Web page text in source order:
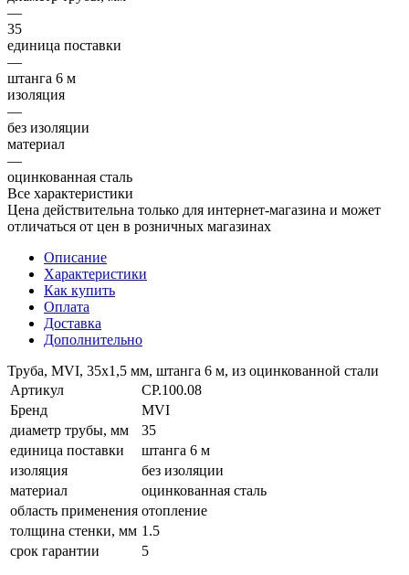
—
35
единица поставки
—
штанга 6 м
изоляция
—
без изоляции
материал
—
оцинкованная сталь
Все характеристики
Цена действительна только для интернет-магазина и может
отличаться от цен в розничных магазинах
Описание
Характеристики
Как купить
Оплата
Доставка
Дополнительно
Труба, MVI, 35х1,5 мм, штанга 6 м, из оцинкованной стали
Артикул
CP.100.08
Бренд
MVI
диаметр трубы, мм
35
единица поставки
штанга 6 м
изоляция
без изоляции
материал
оцинкованная сталь
область применения отопление
толщина стенки, мм 1.5
срок гарантии
5